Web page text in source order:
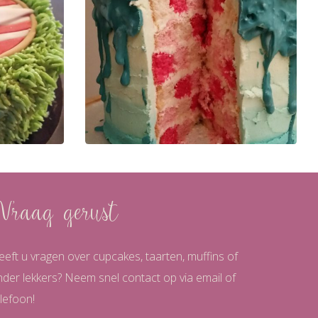
gerust
u vragen over cupcakes, taarten, muffins of
lekkers? Neem snel contact op via email of